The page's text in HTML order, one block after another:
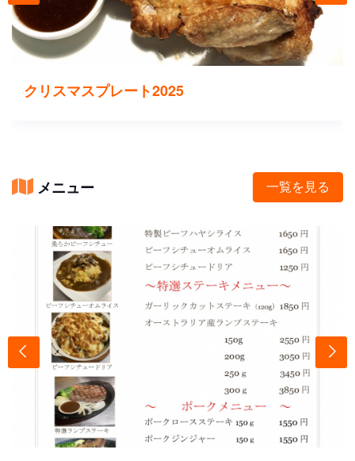
クリスマスプレート2025
メニュー 一覧を見る